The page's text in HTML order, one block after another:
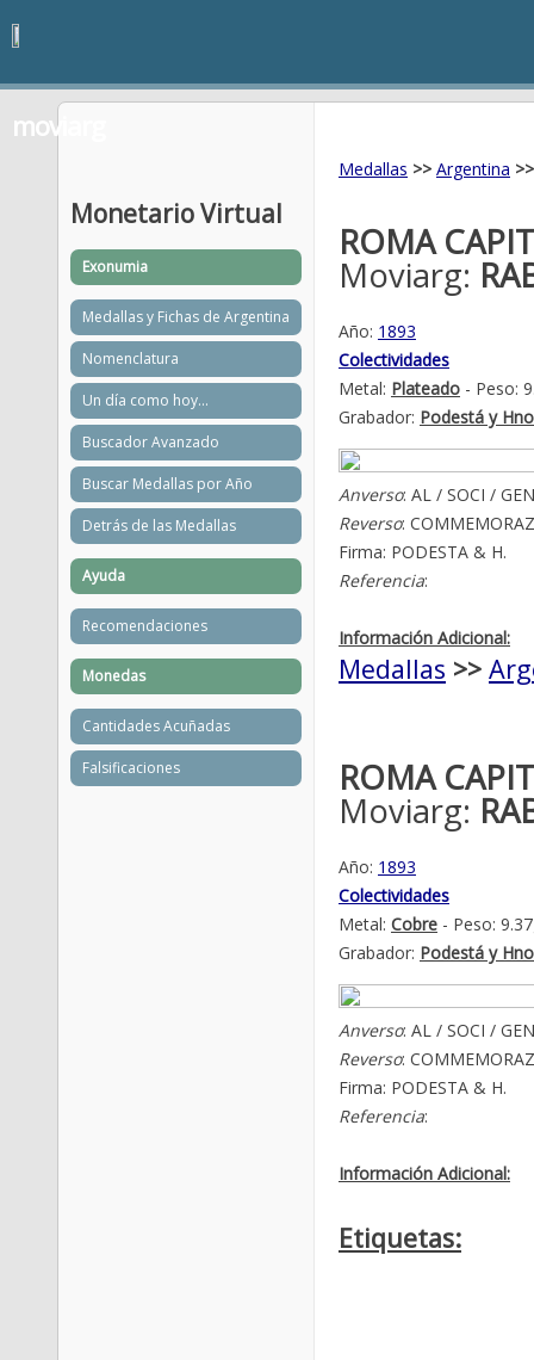
moviarg
Medallas >> Argentina >>
ROMA
Moviarg:
Año: 1893
Colectividades
Metal: Plateado - Peso:
Grabador: Podestá y
Anverso: AL / SOCI /
Reverso:
Firma: PODESTA & H.
Referencia:
Información Adicional:
Medallas >>
ROMA
Moviarg:
Año: 1893
Colectividades
Metal: Cobre - Peso:
Grabador: Podestá y
Anverso: AL / SOCI /
Reverso:
Firma: PODESTA & H.
Referencia:
Información Adicional:
Etiquetas:
Monetario Virtual
Exonumia
Medallas y Fichas de Argentina
Nomenclatura
Un día como hoy...
Buscador Avanzado
Buscar Medallas por Año
Detrás de las Medallas
Ayuda
Recomendaciones
Monedas
Cantidades Acuñadas
Falsificaciones